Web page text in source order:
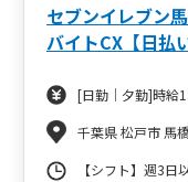
セブンイレブン
バイトCX【日払
[日勤｜夕勤]時給
千葉県 松戸市 馬
【シフト】週3日